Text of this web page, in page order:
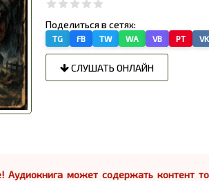
Поделиться в сетях:
TG FB TW WA VB PT VK
СЛУШАТЬ ОНЛАЙН
Аудиокнига может содержать контент